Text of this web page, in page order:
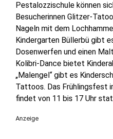
Pestalozzischule können
Besucherinnen Glitzer-
Nageln mit dem
Kindergarten Büllerbü gibt
Dosenwerfen und einen
Kolibri-Dance bietet
„Malengel“ gibt es
Tattoos. Das Frühlingsfest
findet von 11 bis 17 Uhr
Anzeige